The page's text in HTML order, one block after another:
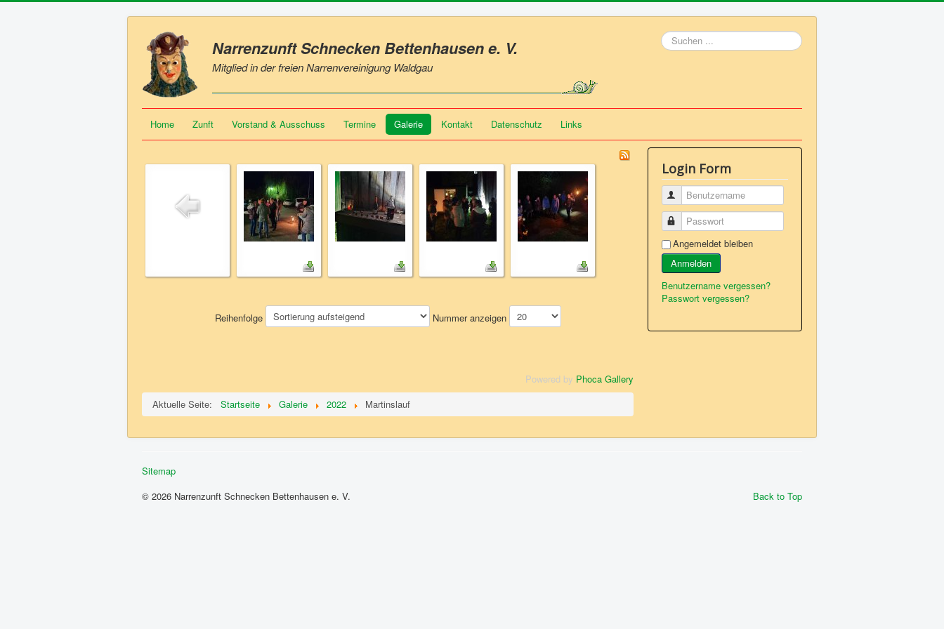
Narrenzunft Schnecken Bettenhausene. V.
Mitglied in der freien Narrenvereinigung Waldgau
Suchen
...
Home Zunft Vorstand & Ausschuss Termine Galerie Kontakt Datenschutz Links
Reihenfolge Nummer anzeigen
Powered by Phoca Gallery
Aktuelle Seite:
Startseite Galerie 2022 Martinslauf
Login Form
Benutzername
Passwort
Angemeldet bleiben
Anmelden
Benutzername vergessen?
Passwort vergessen?
Sitemap
Back to Top
© 2026 Narrenzunft Schnecken Bettenhausen e. V.